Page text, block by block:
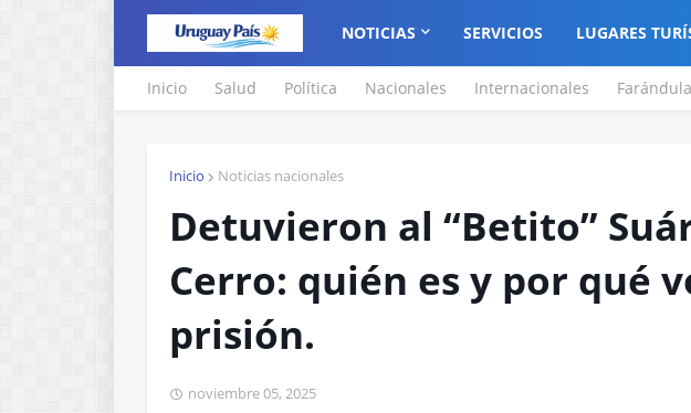
NOTICIAS SERVICIOS LUGARES
Inicio Salud Política Nacionales Internacionales Farándula
Inicio Noticias nacionales
Detuvieron al “Betito”
Cerro: quién es y por qué
prisión.
noviembre 05, 2025